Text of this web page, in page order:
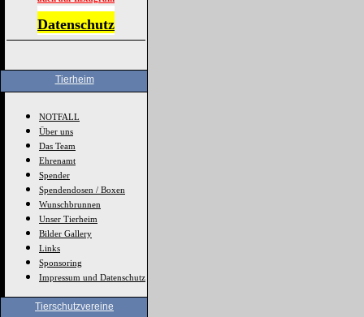
Datenschutz
Tierheim
NOTFALL
Über uns
Das Team
Ehrenamt
Spender
Spendendosen / Boxen
Wunschbrunnen
Unser Tierheim
Bilder Gallery
Links
Sponsoring
Impressum und Datenschutz
Tierschutzvereine